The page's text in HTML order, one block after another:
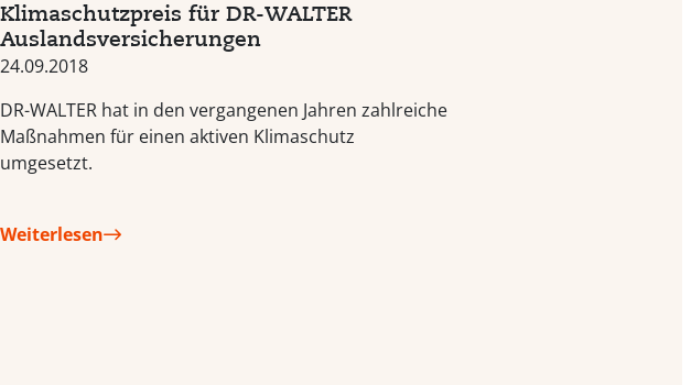
Klimaschutzpreis für DR-WALTER
Auslandsversicherungen
24.09.2018
DR-WALTER hat in den vergangenen Jahren zahlreiche
Maßnahmen für einen aktiven Klimaschutz
umgesetzt.
Weiterlesen